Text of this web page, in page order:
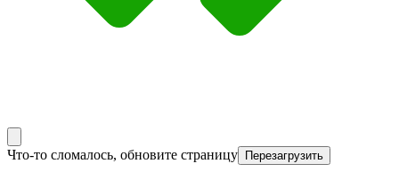
Что-то сломалось, обновите страницу Перезагрузить